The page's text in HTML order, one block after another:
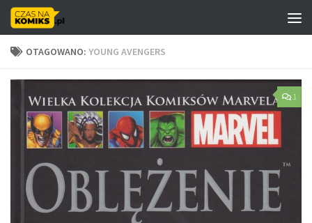
Skip to content
OTAGOWANO: YOUNG AVENGERS
1